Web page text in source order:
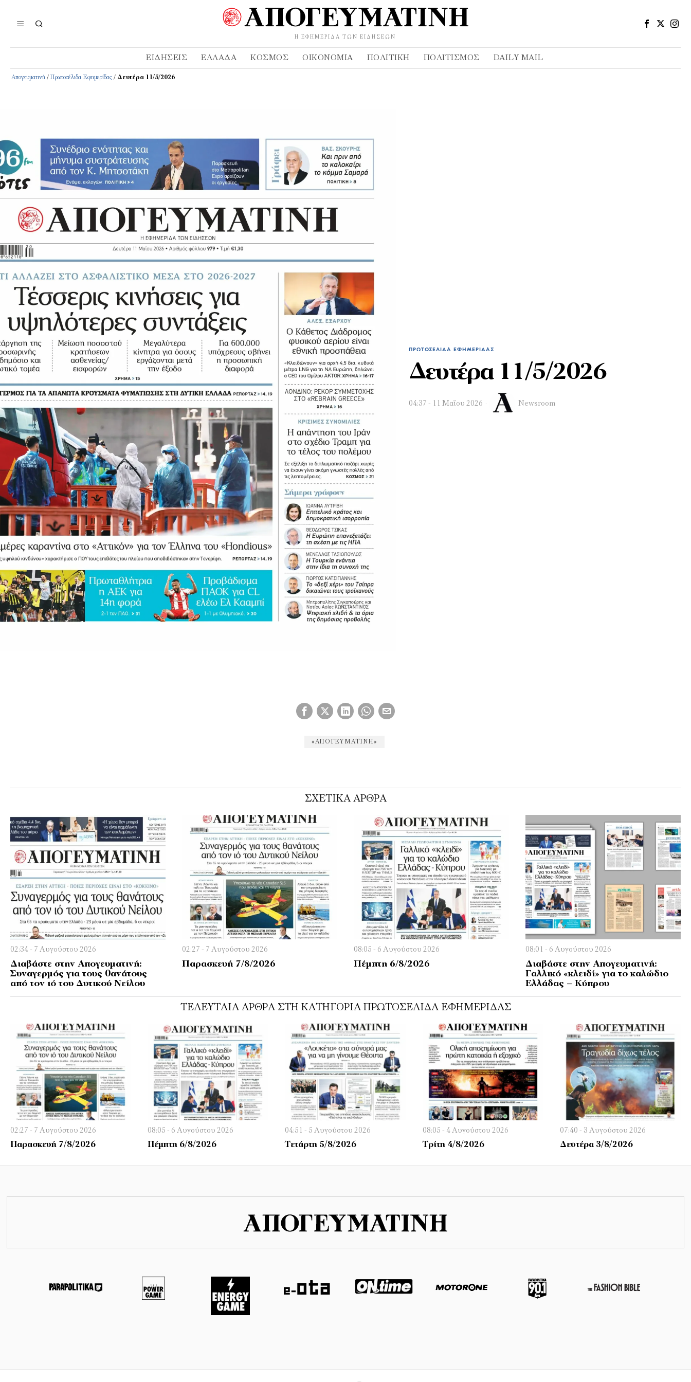
Η ΕΦΗΜΕΡΊΔΑ ΤΩΝ ΕΙΔΉΣΕΩΝ
ΕΙΔΉΣΕΙΣ ΕΛΛΆΔΑ ΚΌΣΜΟΣ ΟΙΚΟΝΟΜΊΑ ΠΟΛΙΤΙΚΉ ΠΟΛΙΤΙΣΜΌΣ DAILY MAIL
Απογευματινή / Πρωτοσέλιδα Εφημερίδας / Δευτέρα 11/5/2026
ΠΡΩΤΟΣΈΛΙΔΑ ΕΦΗΜΕΡΊΔΑΣ
Δευτέρα 11/5/2026
04:37 - 11 Μαΐου 2026 Newsroom
«ΑΠΟΓΕΥΜΑΤΙΝΉ»
ΣΧΕΤΙΚΑ ΑΡΘΡΑ
02:34 - 7 Αυγούστου 2026
Διαβάστε στην Απογευματινή:
Συναγερμός για τους θανάτους
από τον ιό του Δυτικού Νείλου
02:27 - 7 Αυγούστου 2026
Παρασκευή 7/8/2026
08:05 - 6 Αυγούστου 2026
Πέμπτη 6/8/2026
08:01 - 6 Αυγούστου 2026
Διαβάστε στην Απογευματινή:
Γαλλικό «κλειδί» για το καλώδιο
Ελλάδας – Κύπρου
ΤΕΛΕΥΤΑΊΑ ΆΡΘΡΑ ΣΤΗ ΚΑΤΗΓΟΡΊΑ ΠΡΩΤΟΣΈΛΙΔΑ ΕΦΗΜΕΡΊΔΑΣ
02:27 - 7 Αυγούστου 2026
Παρασκευή 7/8/2026
08:05 - 6 Αυγούστου 2026
Πέμπτη 6/8/2026
04:51 - 5 Αυγούστου 2026
Τετάρτη 5/8/2026
08:05 - 4 Αυγούστου 2026
Τρίτη 4/8/2026
07:40 - 3 Αυγούστου 2026
Δευτέρα 3/8/2026